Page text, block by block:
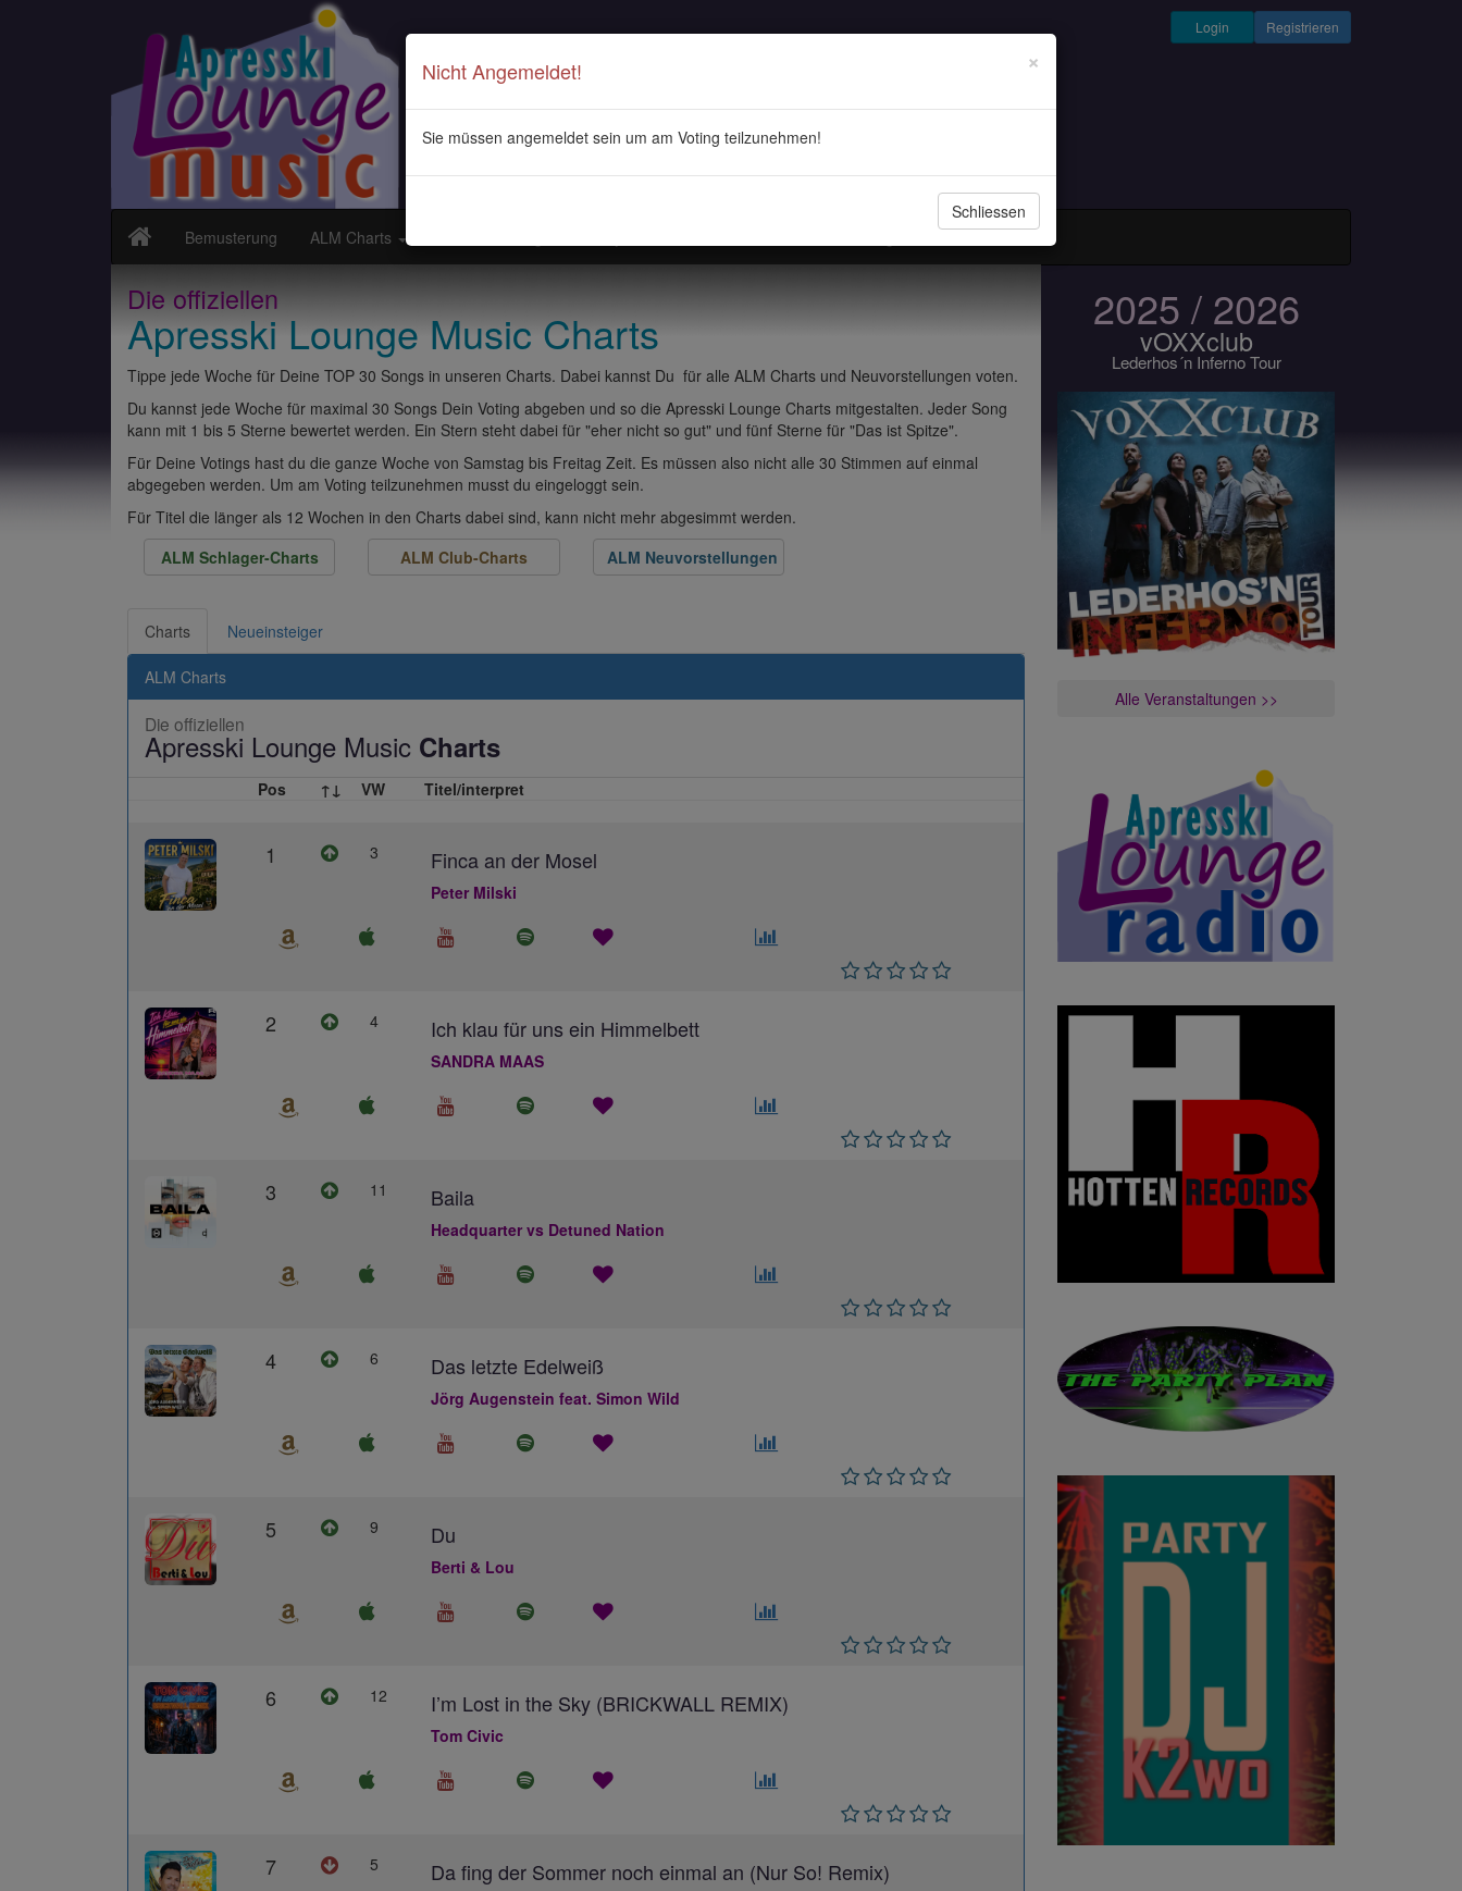
Registrieren
Login
Bemusterung ALM Charts
Die offiziellen
Apresski Lounge Music Charts
Tippe jede Woche für Deine TOP 30 Songs in unseren Charts. Dabei kannst Du für alle ALM Charts und Neuvorstellungen voten.
Du kannst jede Woche für maximal 30 Songs Dein Voting abgeben und so die Apresski Lounge Charts mitgestalten. Jeder Song
kann mit 1 bis 5 Sterne bewertet werden. Ein Stern steht dabei für "eher nicht so gut" und fünf Sterne für "Das ist Spitze".
Für Deine Votings hast du die ganze Woche von Samstag bis Freitag Zeit. Es müssen also nicht alle 30 Stimmen auf einmal
abgegeben werden. Um am Voting teilzunehmen musst du eingeloggt sein.
Für Titel die länger als 12 Wochen in den Charts dabei sind, kann nicht mehr abgesimmt werden.
ALM Schlager-Charts
ALM Club-Charts ALM Neuvorstellungen
×
Nicht Angemeldet!
Sie müssen angemeldet sein um am Voting teilzunehmen!
Schliessen
Charts Neueinsteiger
ALM Charts
Die offiziellen
Apresski Lounge Music Charts
Pos ↑↓ VW Titel/interpret
1 3 Finca an der Mosel
Peter Milski
2 4 Ich klau für uns ein Himmelbett
SANDRA MAAS
3 11 Baila
Headquarter vs Detuned Nation
4 6 Das letzte Edelweiß
Jörg Augenstein feat. Simon Wild
5 9 Du
Berti & Lou
6 12 I’m Lost in the Sky (BRICKWALL REMIX)
Tom Civic
7 5 Da fing der Sommer noch einmal an (Nur So! Remix)
2025 / 2026
vOXXclub
Lederhos´n Inferno Tour
Alle Veranstaltungen >>